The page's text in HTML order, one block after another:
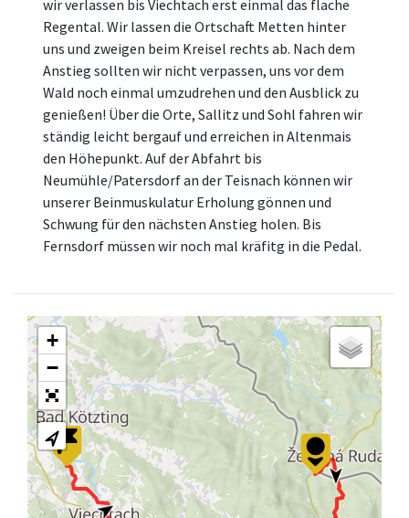
wir verlassen bis Viechtach erst einmal das flache
Regental. Wir lassen die Ortschaft Metten hinter
uns und zweigen beim Kreisel rechts ab. Nach dem
Anstieg sollten wir nicht verpassen, uns vor dem
Wald noch einmal umzudrehen und den Ausblick zu
genießen! Über die Orte, Sallitz und Sohl fahren wir
ständig leicht bergauf und erreichen in Altenmais
den Höhepunkt. Auf der Abfahrt bis
Neumühle/Patersdorf an der Teisnach können wir
unserer Beinmuskulatur Erholung gönnen und
Schwung für den nächsten Anstieg holen. Bis
Fernsdorf müssen wir noch mal kräfitg in die Pedal.
+
−